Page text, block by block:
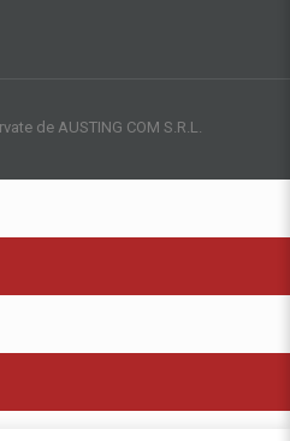
de AUSTING COM S.R.L.